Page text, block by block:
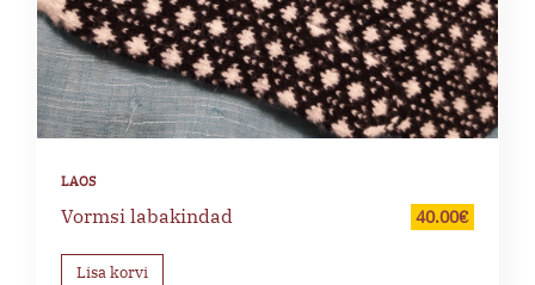
Vormsi labakindad 40.00€
Lisa korvi